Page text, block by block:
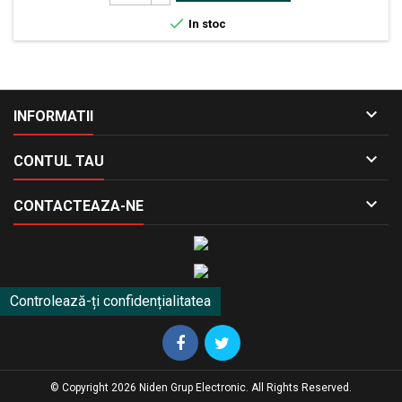
 In stoc
INFORMATII 
CONTUL TAU 
CONTACTEAZA-NE 
Controlează-ți confidențialitatea
© Copyright 2026 Niden Grup Electronic. All Rights Reserved.